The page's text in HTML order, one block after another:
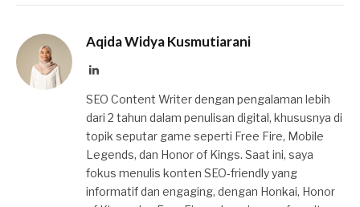
Aqida Widya Kusmutiarani
LinkedIn
SEO Content Writer dengan pengalaman lebih
dari 2 tahun dalam penulisan digital, khususnya di
topik seputar game seperti Free Fire, Mobile
Legends, dan Honor of Kings. Saat ini, saya
fokus menulis konten SEO-friendly yang
informatif dan engaging, dengan Honkai, Honor